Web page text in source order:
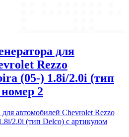
для
Rezzo
(05-) 1.8i/2.0i (тип
2
автомобилей Chevrolet Rezzo
2.0i (тип Delco) с артикулом